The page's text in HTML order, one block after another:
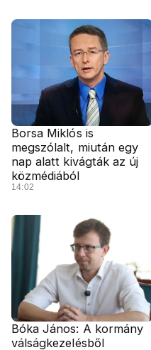
Borsa Miklós is
megszólalt, miután egy
nap alatt kivágták az új
közmédiából
14:02
Bóka János: A kormány
válságkezelésből